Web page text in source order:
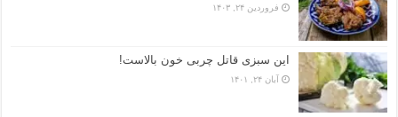
فروردین ۲۴, ۱۴۰۳
این سبزی قاتل چربی خون بالاست!
آبان ۲۴, ۱۴۰۱